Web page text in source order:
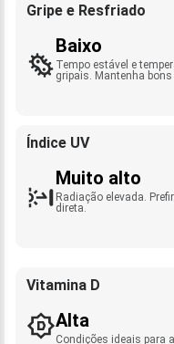
Gripe e Resfriado
Baixo
Tempo estável e
gripais. Mantenha
Índice UV
Muito alto
Radiação elevada.
direta.
Vitamina D
Alta
Condições ideais para